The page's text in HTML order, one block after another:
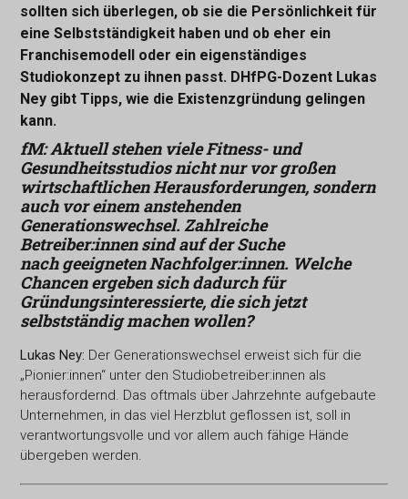
sollten sich überlegen, ob sie die Persönlichkeit für
eine Selbstständigkeit haben und ob eher ein
Franchisemodell oder ein eigenständiges
Studiokonzept zu ihnen passt. DHfPG-Dozent Lukas
Ney gibt Tipps, wie die Existenzgründung gelingen
kann.
fM: Aktuell stehen viele Fitness- und
Gesundheitsstudios nicht nur vor großen
wirtschaftlichen Herausforderungen, sondern
auch vor einem anstehenden
Generationswechsel. Zahlreiche
Betreiber:innen sind auf der Suche
nach geeigneten Nachfolger:innen. Welche
Chancen ergeben sich dadurch für
Gründungsinteressierte, die sich jetzt
selbstständig machen wollen?
Lukas Ney: Der Generationswechsel erweist sich für die
„Pionier:innen“ unter den Studiobetreiber:innen als
herausfordernd. Das oftmals über Jahrzehnte aufgebaute
Unternehmen, in das viel Herzblut geflossen ist, soll in
verantwortungsvolle und vor allem auch fähige Hände
übergeben werden.